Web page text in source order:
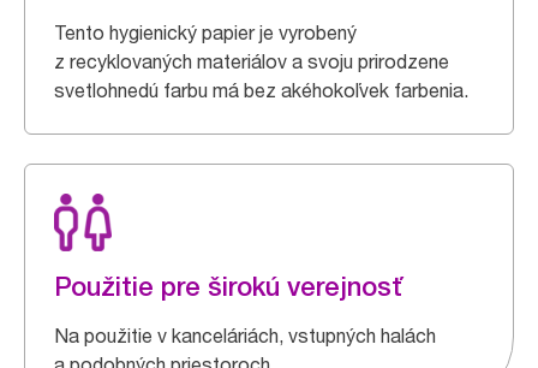
Tento hygienický papier je vyrobený
z recyklovaných materiálov a svoju prirodzene
svetlohnedú farbu má bez akéhokoľvek farbenia.
Použitie pre širokú verejnosť
Na použitie v kanceláriách, vstupných halách